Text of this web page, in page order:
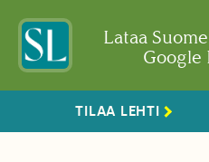
Lataa
Google
TILAA LEHTI